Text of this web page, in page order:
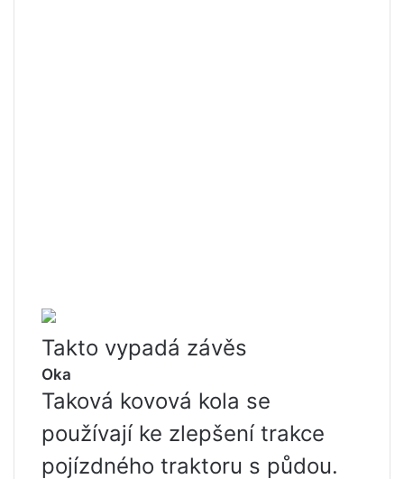
Takto vypadá závěs
Oka
Taková kovová kola se
používají ke zlepšení trakce
pojízdného traktoru s půdou.